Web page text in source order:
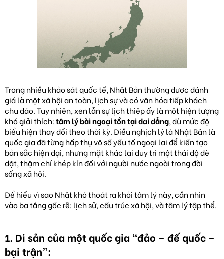
Trong nhiều khảo sát quốc tế, Nhật Bản thường được đánh
giá là một xã hội an toàn, lịch sự và có văn hóa tiếp khách
chu đáo. Tuy nhiên, xen lẫn sự lịch thiệp ấy là một hiện tượng
khó giải thích:tâm lý bài ngoại tồn tại dai dẳng, dù mức độ
biểu hiện thay đổi theo thời kỳ. Điều nghịch lý là Nhật Bản là
quốc gia đã từng hấp thụ vô số yếu tố ngoại lai để kiến tạo
bản sắc hiện đại, nhưng mặt khác lại duy trì một thái độ dè
dặt, thậm chí khép kín đối với người nước ngoài trong đời
sống xã hội.
Để hiểu vì sao Nhật khó thoát ra khỏi tâm lý này, cần nhìn
vào ba tầng gốc rễ: lịch sử, cấu trúc xã hội, và tâm lý tập thể.
1. Di sản của một quốc gia “đảo – đế quốc –
bại trận”: